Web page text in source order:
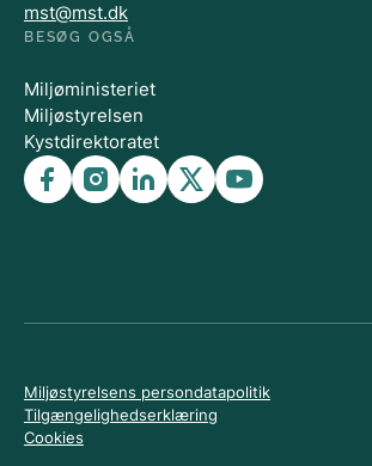
mst@mst.dk
BESØG OGSÅ
Miljøministeriet
Miljøstyrelsen
Kystdirektoratet
Miljøstyrelsens persondatapolitik
Tilgængelighedserklæring
Cookies